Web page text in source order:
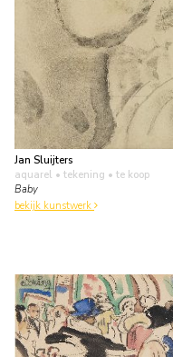
Jan Sluijters
aquarel • tekening • te koop
Baby
bekijk kunstwerk